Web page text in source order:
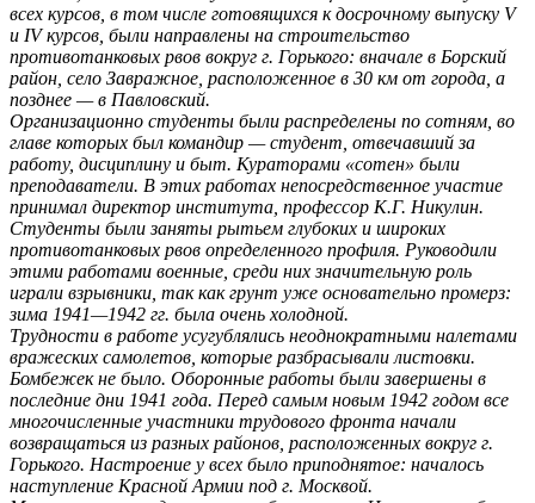
всех курсов, в том числе готовящихся к досрочному выпуску V
и IV курсов, были направлены на строительство
противотанковых рвов вокруг г. Горького: вначале в Борский
район, село Завражное, расположенное в 30 км от города, а
позднее — в Павловский.
Организационно студенты были распределены по сотням, во
главе которых был командир — студент, отвечавший за
работу, дисциплину и быт. Кураторами «сотен» были
преподаватели. В этих работах непосредственное участие
принимал директор института, профессор К.Г. Никулин.
Студенты были заняты рытьем глубоких и широких
противотанковых рвов определенного профиля. Руководили
этими работами военные, среди них значительную роль
играли взрывники, так как грунт уже основательно промерз:
зима 1941—1942 гг. была очень холодной.
Трудности в работе усугублялись неоднократными налетами
вражеских самолетов, которые разбрасывали листовки.
Бомбежек не было. Оборонные работы были завершены в
последние дни 1941 года. Перед самым новым 1942 годом все
многочисленные участники трудового фронта начали
возвращаться из разных районов, расположенных вокруг г.
Горького. Настроение у всех было приподнятое: началось
наступление Красной Армии под г. Москвой.